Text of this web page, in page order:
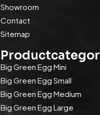
Showroom
Contact
Sitemap
Big Green Egg Mini
Big Green Egg Small
Big Green Egg Medium
Big Green Egg Large